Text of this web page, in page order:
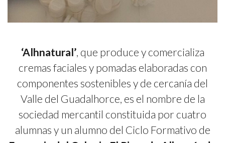
‘Alhnatural’, que produce y comercializa
cremas faciales y pomadas elaboradas con
componentes sostenibles y de cercanía del
Valle del Guadalhorce, es el nombre de la
sociedad mercantil constituida por cuatro
alumnas y un alumno del Ciclo Formativo de